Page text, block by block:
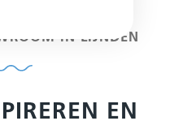
IN LIJNDEN
EN